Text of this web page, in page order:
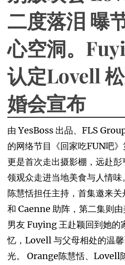
⼆度落泪 曝
⼼空洞。
认定Lovell
婚会宣布
由 YesBoss 出品、FLS
的⽹络节⽬《回家吃FUN吧
更是⾸次⾛出摄影棚，远赴
领观众⾛进当地美⾷与⼈情
陈慧恬担任主持，⾸集邀来
和 Caenne 助阵，第⼆集则
男友 Fuying 王赴颖回到她的
忆，Lovell 与⽗母相处的温
光。 Orange陈慧恬、Lovell